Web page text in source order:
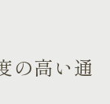
の高い通